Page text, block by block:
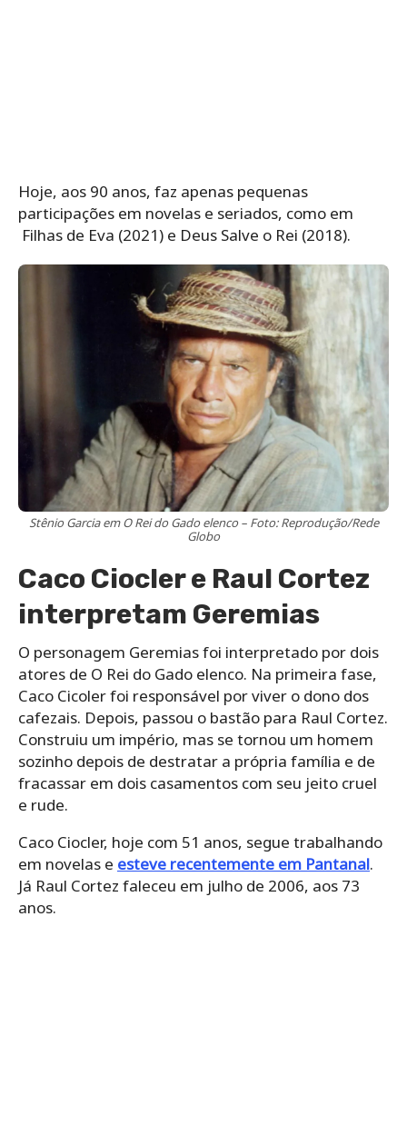
Hoje, aos 90 anos, faz apenas pequenas
participações em novelas e seriados, como em
Filhas de Eva (2021) e Deus Salve o Rei (2018).
Stênio Garcia em O Rei do Gado elenco – Foto: Reprodução/Rede
Globo
Caco Ciocler e Raul Cortez
interpretam Geremias
O personagem Geremias foi interpretado por dois
atores de O Rei do Gado elenco. Na primeira fase,
Caco Cicoler foi responsável por viver o dono dos
cafezais. Depois, passou o bastão para Raul Cortez.
Construiu um império, mas se tornou um homem
sozinho depois de destratar a própria família e de
fracassar em dois casamentos com seu jeito cruel
e rude.
Caco Ciocler, hoje com 51 anos, segue trabalhando
em novelas e esteve recentemente em Pantanal.
Já Raul Cortez faleceu em julho de 2006, aos 73
anos.